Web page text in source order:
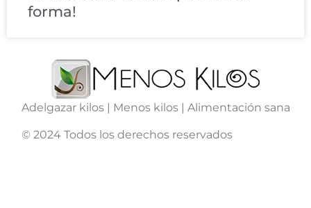
forma!
Adelgazar kilos | Menos kilos | Alimentación sana
© 2024 Todos los derechos reservados